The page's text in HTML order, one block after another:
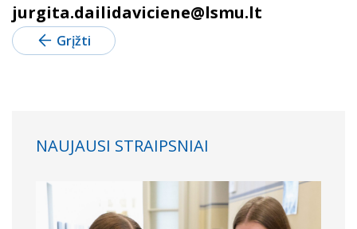
jurgita.dailidaviciene@lsmu.lt
Grįžti
NAUJAUSI STRAIPSNIAI